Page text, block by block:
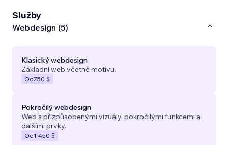
Služby
Webdesign (5)
Klasický webdesign
Základní web včetně motivu.
Od750 $
Pokročilý webdesign
Web s přizpůsobenými vizuály, pokročilými funkcemi a
dalšími prvky.
Od1 450 $